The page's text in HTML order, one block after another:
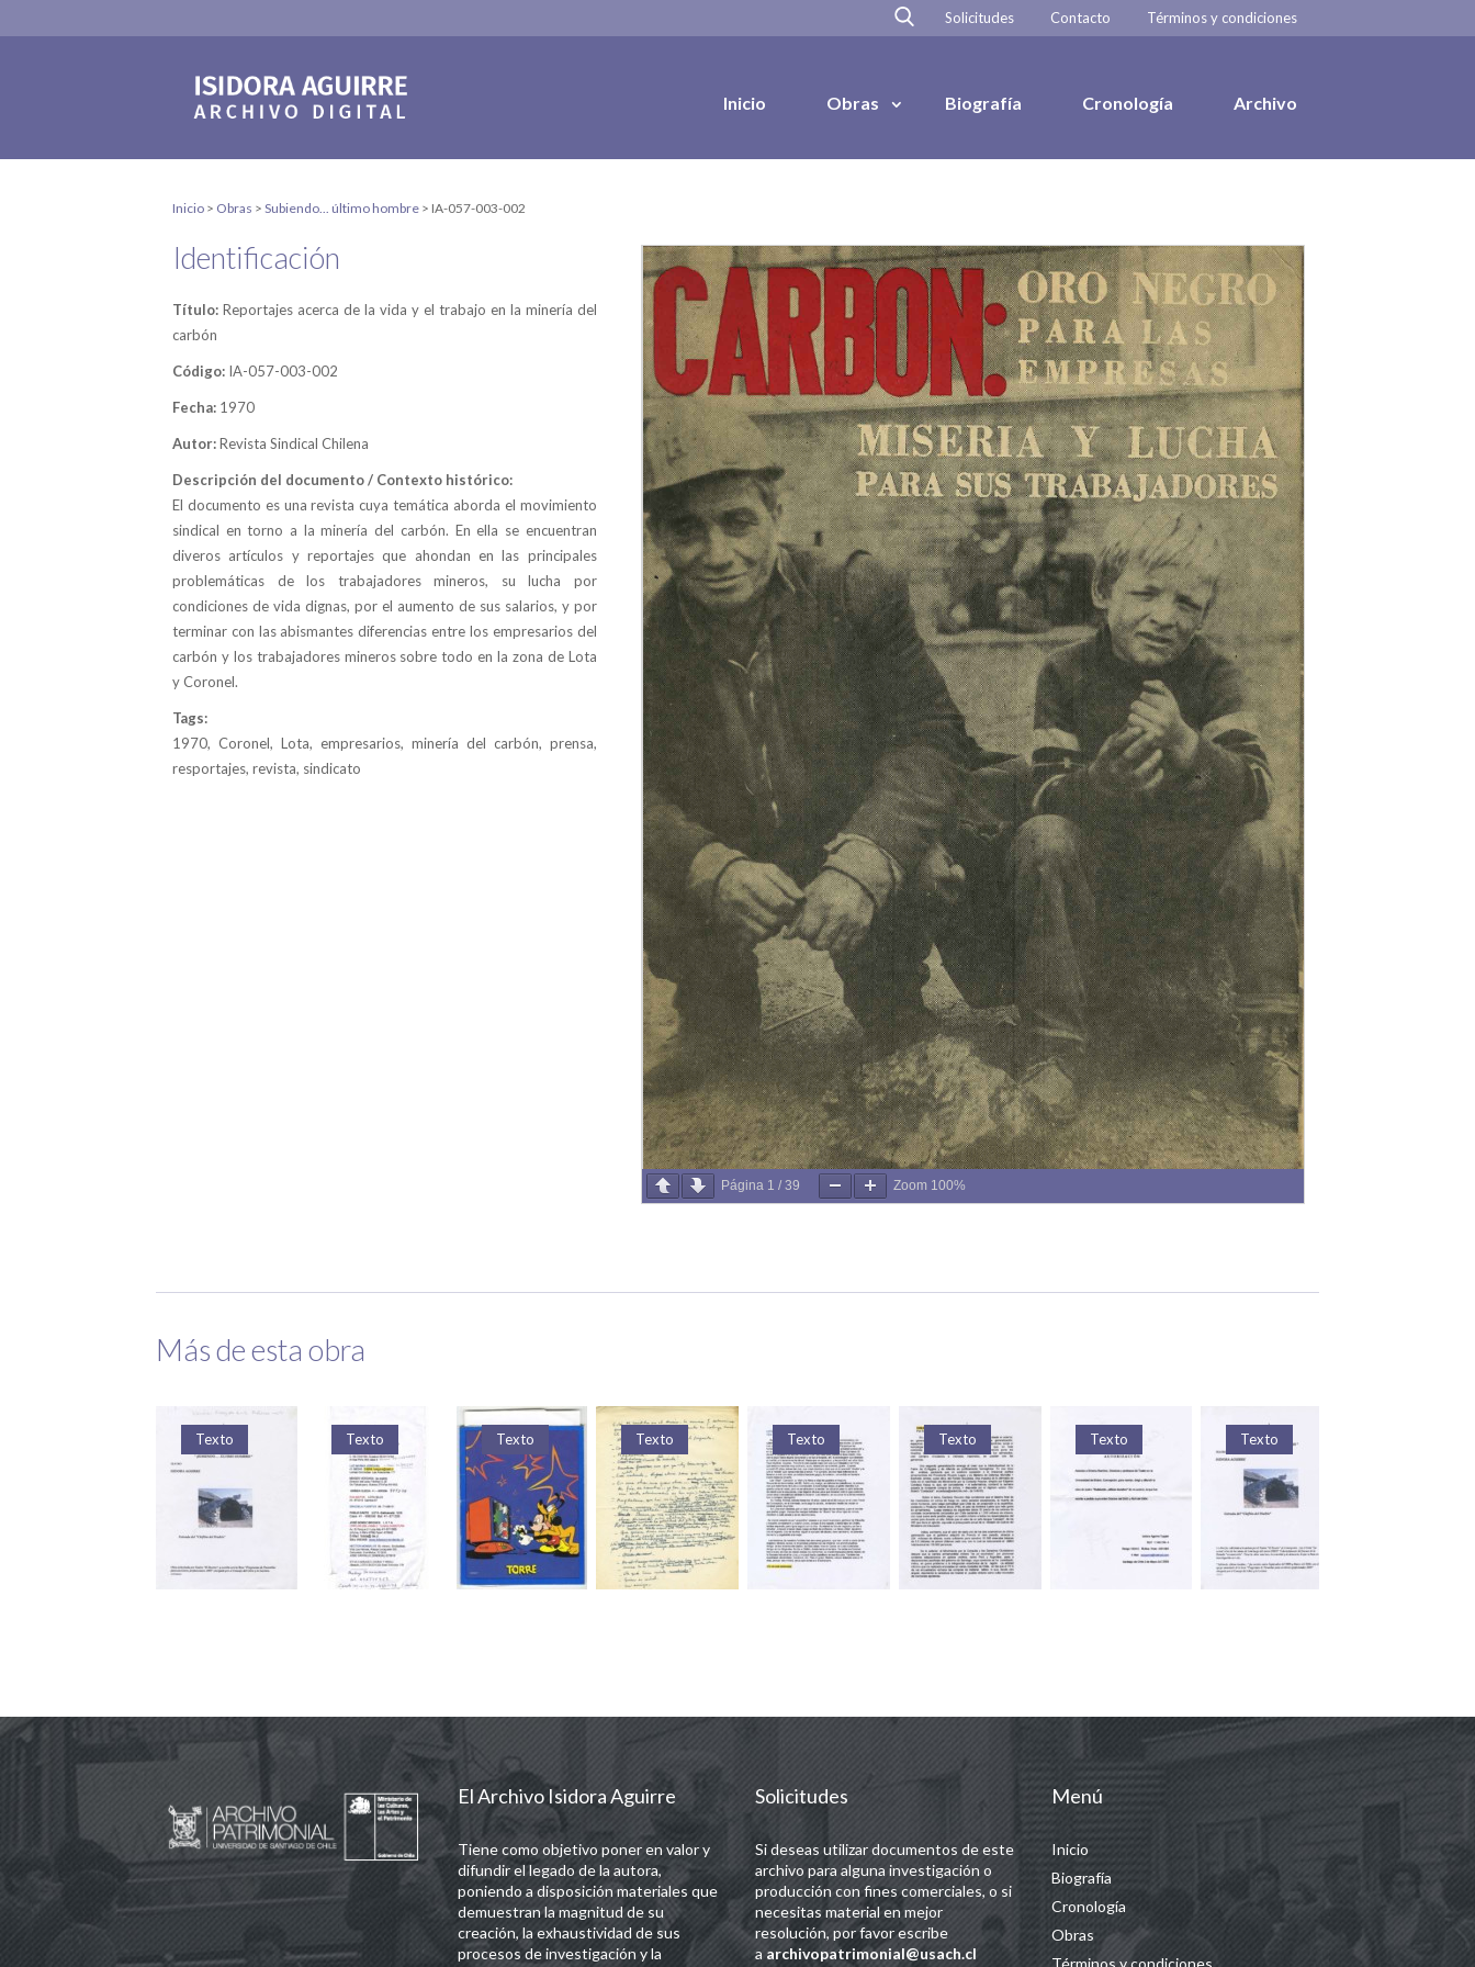
Solicitudes Contacto Términos y condiciones
Inicio Obras Biografía Cronología Archivo
Inicio > Obras > Subiendo... último hombre > IA-057-003-002
Página 1 / 39 Zoom 100%
Identificación
Título: Reportajes acerca de la vida y el trabajo en la minería del
carbón
Código: IA-057-003-002
Fecha: 1970
Autor:Revista Sindical Chilena
Descripción del documento / Contexto histórico:
El documento es una revista cuya temática aborda el movimiento
sindical en torno a la minería del carbón. En ella se encuentran
diveros artículos y reportajes que ahondan en las principales
problemáticas de los trabajadores mineros, su lucha por
condiciones de vida dignas, por el aumento de sus salarios, y por
terminar con las abismantes diferencias entre los empresarios del
carbón y los trabajadores mineros sobre todo en la zona de Lota
y Coronel.
Tags:
1970, Coronel, Lota, empresarios, minería del carbón, prensa,
resportajes, revista, sindicato
Más de esta obra
Texto Texto Texto Texto
El Archivo Isidora Aguirre
Tiene como objetivo poner en valor y
difundir el legado de la autora,
poniendo a disposición materiales que
demuestran la magnitud de su
creación, la exhaustividad de sus
procesos de investigación y la
Solicitudes
Si deseas utilizar documentos de este
archivo para alguna investigación o
producción con fines comerciales, o si
necesitas material en mejor
resolución, por favor escribe
a archivopatrimonial@usach.cl
Menú
Inicio
Biografía
Cronología
Obras